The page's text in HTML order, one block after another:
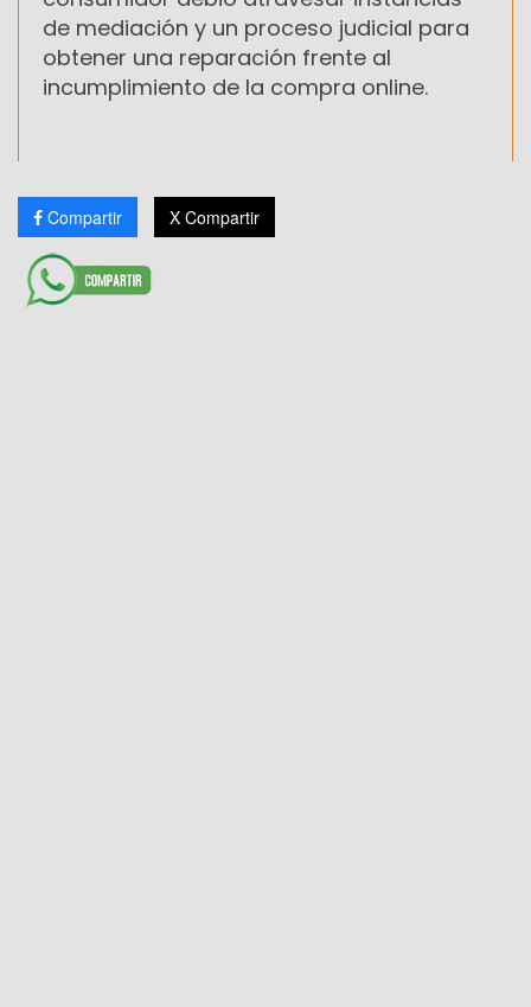
de mediación y un proceso judicial para
obtener una reparación frente al
incumplimiento de la compra online.
Compartir X Compartir